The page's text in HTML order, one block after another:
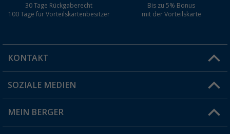
30 Tage Rückgaberecht
100 Tage für Vorteilskartenbesitzer
Bis zu 5% Bonus
mit der Vorteilskarte
KONTAKT
Du hast eine Frage?
Filiale finden
SOZIALE MEDIEN
MEIN BERGER